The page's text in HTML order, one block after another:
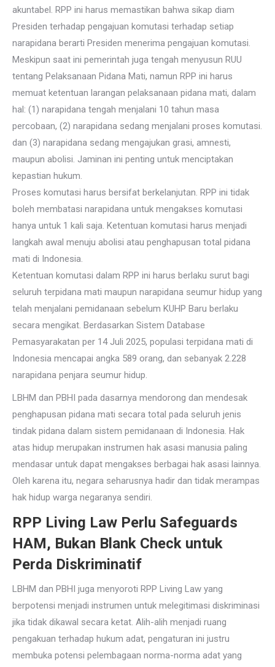
akuntabel. RPP ini harus memastikan bahwa sikap diam
Presiden terhadap pengajuan komutasi terhadap setiap
narapidana berarti Presiden menerima pengajuan komutasi.
Meskipun saat ini pemerintah juga tengah menyusun RUU
tentang Pelaksanaan Pidana Mati, namun RPP ini harus
memuat ketentuan larangan pelaksanaan pidana mati, dalam
hal: (1) narapidana tengah menjalani 10 tahun masa
percobaan, (2) narapidana sedang menjalani proses komutasi.
dan (3) narapidana sedang mengajukan grasi, amnesti,
maupun abolisi. Jaminan ini penting untuk menciptakan
kepastian hukum.
Proses komutasi harus bersifat berkelanjutan. RPP ini tidak
boleh membatasi narapidana untuk mengakses komutasi
hanya untuk 1 kali saja. Ketentuan komutasi harus menjadi
langkah awal menuju abolisi atau penghapusan total pidana
mati di Indonesia.
Ketentuan komutasi dalam RPP ini harus berlaku surut bagi
seluruh terpidana mati maupun narapidana seumur hidup yang
telah menjalani pemidanaan sebelum KUHP Baru berlaku
secara mengikat. Berdasarkan Sistem Database
Pemasyarakatan per 14 Juli 2025, populasi terpidana mati di
Indonesia mencapai angka 589 orang, dan sebanyak 2.228
narapidana penjara seumur hidup.
LBHM dan PBHI pada dasarnya mendorong dan mendesak
penghapusan pidana mati secara total pada seluruh jenis
tindak pidana dalam sistem pemidanaan di Indonesia. Hak
atas hidup merupakan instrumen hak asasi manusia paling
mendasar untuk dapat mengakses berbagai hak asasi lainnya.
Oleh karena itu, negara seharusnya hadir dan tidak merampas
hak hidup warga negaranya sendiri.
RPP Living Law Perlu Safeguards
HAM, Bukan Blank Check untuk
Perda Diskriminatif
LBHM dan PBHI juga menyoroti RPP Living Law yang
berpotensi menjadi instrumen untuk melegitimasi diskriminasi
jika tidak dikawal secara ketat. Alih-alih menjadi ruang
pengakuan terhadap hukum adat, pengaturan ini justru
membuka potensi pelembagaan norma-norma adat yang